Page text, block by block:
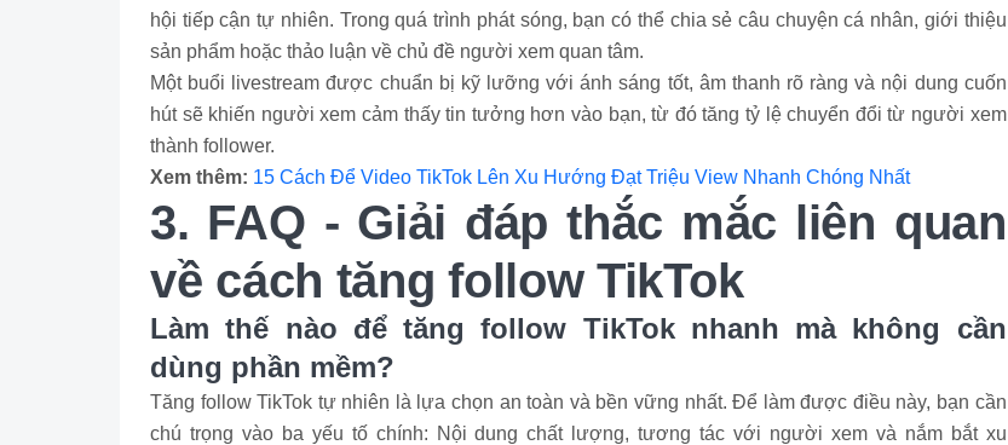
hội tiếp cận tự nhiên. Trong quá trình phát sóng, bạn có thể chia sẻ câu chuyện cá nhân, giới thiệu
sản phẩm hoặc thảo luận về chủ đề người xem quan tâm.
Một buổi livestream được chuẩn bị kỹ lưỡng với ánh sáng tốt, âm thanh rõ ràng và nội dung cuốn
hút sẽ khiến người xem cảm thấy tin tưởng hơn vào bạn, từ đó tăng tỷ lệ chuyển đổi từ người xem
thành follower.
Xem thêm: 15 Cách Để Video TikTok Lên Xu Hướng Đạt Triệu View Nhanh Chóng Nhất
3. FAQ - Giải đáp thắc mắc liên quan
về cách tăng follow TikTok
Làm thế nào để tăng follow TikTok nhanh mà không cần
dùng phần mềm?
Tăng follow TikTok tự nhiên là lựa chọn an toàn và bền vững nhất. Để làm được điều này, bạn cần
chú trọng vào ba yếu tố chính: Nội dung chất lượng, tương tác với người xem và nắm bắt xu